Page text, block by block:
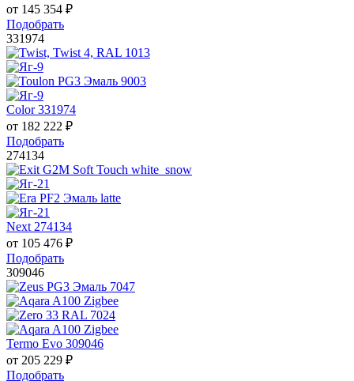
от 145 354 ₽
Подобрать
331974
Color 331974
от 182 222 ₽
Подобрать
274134
Next 274134
от 105 476 ₽
Подобрать
309046
Termo Evo 309046
от 205 229 ₽
Подобрать